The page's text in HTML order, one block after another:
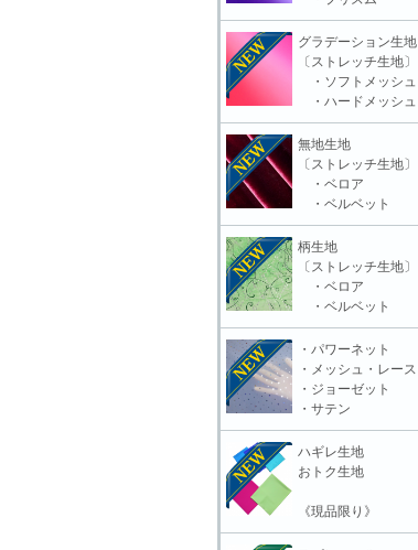
グラデーション生地
〔ストレッチ生地〕
・ソフトメッシュ
・ハードメッシュ
無地生地
〔ストレッチ生地〕
・ベロア
・ベルベット
柄生地
〔ストレッチ生地〕
・ベロア
・ベルベット
・パワーネット
・メッシュ・レース
・ジョーゼット
・サテン
ハギレ生地
おトク生地
《現品限り》